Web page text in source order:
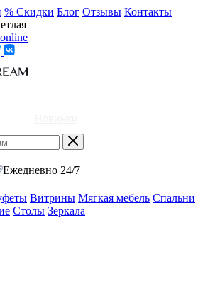
% Скидки Блог Отзывы Контакты
Ежедневно 24/7
Витрины Мягкая мебель Спальни
Столы Зеркала